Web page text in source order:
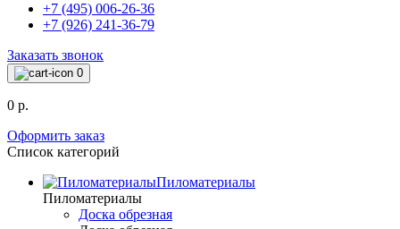
+7 (495) 006-26-36
+7 (926) 241-36-79
Заказать звонок
0
0 р.
Оформить заказ
Список категорий
Пиломатериалы
Пиломатериалы
Доска обрезная